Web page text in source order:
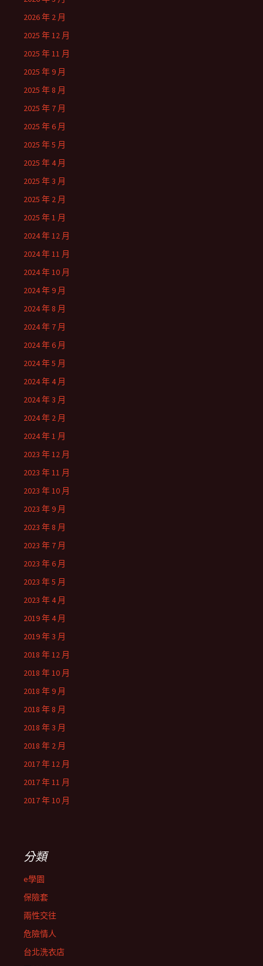
2026 年 2 月
2025 年 12 月
2025 年 11 月
2025 年 9 月
2025 年 8 月
2025 年 7 月
2025 年 6 月
2025 年 5 月
2025 年 4 月
2025 年 3 月
2025 年 2 月
2025 年 1 月
2024 年 12 月
2024 年 11 月
2024 年 10 月
2024 年 9 月
2024 年 8 月
2024 年 7 月
2024 年 6 月
2024 年 5 月
2024 年 4 月
2024 年 3 月
2024 年 2 月
2024 年 1 月
2023 年 12 月
2023 年 11 月
2023 年 10 月
2023 年 9 月
2023 年 8 月
2023 年 7 月
2023 年 6 月
2023 年 5 月
2023 年 4 月
2019 年 4 月
2019 年 3 月
2018 年 12 月
2018 年 10 月
2018 年 9 月
2018 年 8 月
2018 年 3 月
2018 年 2 月
2017 年 12 月
2017 年 11 月
2017 年 10 月
分類
e學園
保險套
兩性交往
危險情人
台北洗衣店